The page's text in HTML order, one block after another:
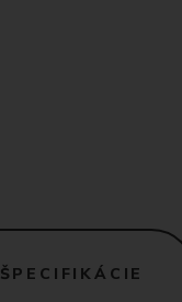
ŠPECIFIKÁCIE